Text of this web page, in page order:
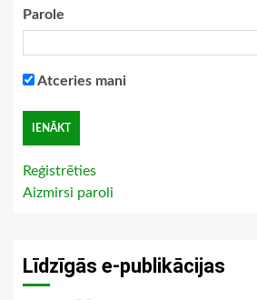
Parole
Atceries mani
Reģistrēties
Aizmirsi paroli
Līdzīgās e-publikācijas